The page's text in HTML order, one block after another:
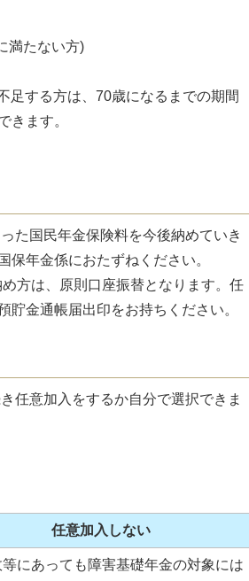
満たない方)
足する方は、70歳になるまでの期間
きます。
た国民年金保険料を今後納めていき
年金係におたずねください。
方は、原則口座振替となります。任
金通帳届出印をお持ちください。
任意加入をするか自分で選択できま
任意加入しない
等にあっても障害基礎年金の対象には